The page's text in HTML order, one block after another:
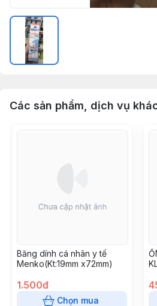
Các sản phẩm, dịch vụ
Băng dính cá nhân y tế
Menko(Kt:19mm x72mm)
1.500đ
Chọn mua